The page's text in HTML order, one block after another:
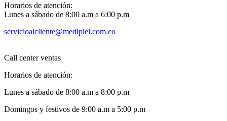
Horarios de atención:
Lunes a sábado de 8:00 a.m a 6:00 p.m
servicioalcliente@medipiel.com.co
Call center ventas
Horarios de atención:
Lunes a sábado de 8:00 a.m a 8:00 p.m
Domingos y festivos de 9:00 a.m a 5:00 p.m